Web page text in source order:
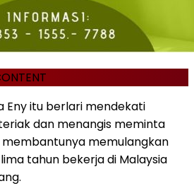
Eny itu berlari mendekati
dan menangis meminta
memulangkan
tahun bekerja di Malaysia